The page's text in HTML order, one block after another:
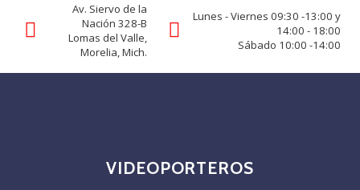
Av. Siervo de la
Nación 328-B
Lomas del Valle,
Morelia, Mich.
Lunes - Viernes 09:30 -13:00 y
14:00 - 18:00
Sábado 10:00 -14:00
VIDEOPORTEROS